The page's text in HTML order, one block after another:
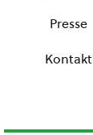
Presse
Kontakt